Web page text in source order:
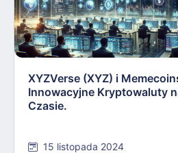
XYZVerse (XYZ) i
Innowacyjne Kryptowaluty
Czasie.
15 listopada 2024